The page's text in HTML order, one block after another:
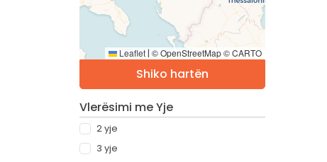
Leaflet | © OpenStreetMap © CARTO
Shiko hartën
Vlerësimi me Yje
2 yje
3 yje